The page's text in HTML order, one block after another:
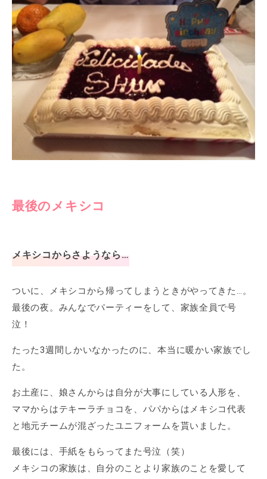
最後のメキシコ
メキシコからさようなら…
ついに、メキシコから帰ってしまうときがやってきた…。
最後の夜。みんなでパーティーをして、家族全員で号
泣！
たった3週間しかいなかったのに、本当に暖かい家族でし
た。
お土産に、娘さんからは自分が大事にしている人形を、
ママからはテキーラチョコを、パパからはメキシコ代表
と地元チームが混ざったユニフォームを貰いました。
最後には、手紙をもらってまた号泣（笑）
メキシコの家族は、自分のことより家族のことを愛して